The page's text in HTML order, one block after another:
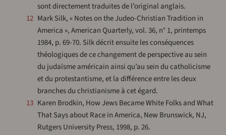
sont directement traduites de l’original anglais.
12 Mark Silk, « Notes on the Judeo-Christian Tradition in
America », American Quarterly, vol. 36, n° 1, printemps
1984, p. 69-70. Silk décrit ensuite les conséquences
théologiques de ce changement de perspective au sein
du judaïsme américain ainsi qu’au sein du catholicisme
et du protestantisme, et la différence entre les deux
branches du christianisme à cet égard.
13 Karen Brodkin, How Jews Became White Folks and What
That Says about Race in America, New Brunswick, NJ,
Rutgers University Press, 1998, p. 26.